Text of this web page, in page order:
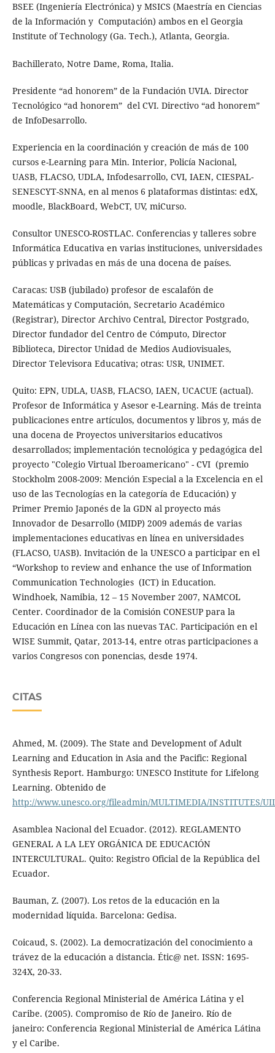
BSEE (Ingeniería Electrónica) y MSICS (Maestría en Ciencias
de la Información y Computación) ambos en el Georgia
Institute of Technology (Ga. Tech.), Atlanta, Georgia.
Bachillerato, Notre Dame, Roma, Italia.
Presidente “ad honorem” de la Fundación UVIA. Director
Tecnológico “ad honorem” del CVI. Directivo “ad honorem”
de InfoDesarrollo.
Experiencia en la coordinación y creación de más de 100
cursos e-Learning para Min. Interior, Policía Nacional,
UASB, FLACSO, UDLA, Infodesarrollo, CVI, IAEN, CIESPAL-
SENESCYT-SNNA, en al menos 6 plataformas distintas: edX,
moodle, BlackBoard, WebCT, UV, miCurso.
Consultor UNESCO-ROSTLAC. Conferencias y talleres sobre
Informática Educativa en varias instituciones, universidades
públicas y privadas en más de una docena de países.
Caracas: USB (jubilado) profesor de escalafón de
Matemáticas y Computación, Secretario Académico
(Registrar), Director Archivo Central, Director Postgrado,
Director fundador del Centro de Cómputo, Director
Biblioteca, Director Unidad de Medios Audiovisuales,
Director Televisora Educativa; otras: USR, UNIMET.
Quito: EPN, UDLA, UASB, FLACSO, IAEN, UCACUE (actual).
Profesor de Informática y Asesor e-Learning. Más de treinta
publicaciones entre artículos, documentos y libros y, más de
una docena de Proyectos universitarios educativos
desarrollados; implementación tecnológica y pedagógica del
proyecto "Colegio Virtual Iberoamericano" - CVI (premio
Stockholm 2008-2009: Mención Especial a la Excelencia en el
uso de las Tecnologías en la categoría de Educación) y
Primer Premio Japonés de la GDN al proyecto más
Innovador de Desarrollo (MIDP) 2009 además de varias
implementaciones educativas en línea en universidades
(FLACSO, UASB). Invitación de la UNESCO a participar en el
“Workshop to review and enhance the use of Information
Communication Technologies (ICT) in Education.
Windhoek, Namibia, 12 – 15 November 2007, NAMCOL
Center. Coordinador de la Comisión CONESUP para la
Educación en Línea con las nuevas TAC. Participación en el
WISE Summit, Qatar, 2013-14, entre otras participaciones a
varios Congresos con ponencias, desde 1974.
CITAS
Ahmed, M. (2009). The State and Development of Adult
Learning and Education in Asia and the Pacific: Regional
Synthesis Report. Hamburgo: UNESCO Institute for Lifelong
Learning. Obtenido de
http://www.unesco.org/fileadmin/MULTIMEDIA/INSTITUTES/
Asamblea Nacional del Ecuador. (2012). REGLAMENTO
GENERAL A LA LEY ORGÁNICA DE EDUCACIÓN
INTERCULTURAL. Quito: Registro Oficial de la República del
Ecuador.
Bauman, Z. (2007). Los retos de la educación en la
modernidad líquida. Barcelona: Gedisa.
Coicaud, S. (2002). La democratización del conocimiento a
trávez de la educación a distancia. Étic@ net. ISSN: 1695-
324X, 20-33.
Conferencia Regional Ministerial de América Látina y el
Caribe. (2005). Compromiso de Río de Janeiro. Río de
janeiro: Conferencia Regional Ministerial de América Látina
y el Caribe.